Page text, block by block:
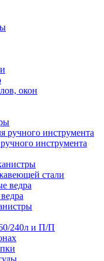
окон
ручного инструмента
инструмента
стали
ведра
240л и П/П